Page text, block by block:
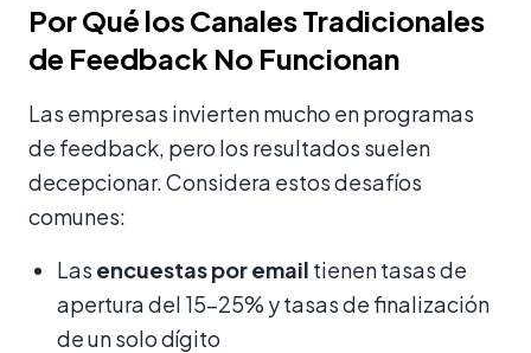
Por Qué los Canales Tradicionales
de Feedback No Funcionan
Las empresas invierten mucho en programas
de feedback, pero los resultados suelen
decepcionar. Considera estos desafíos
comunes:
Las encuestas por email tienen tasas de
apertura del 15–25% y tasas de finalización
de un solo dígito